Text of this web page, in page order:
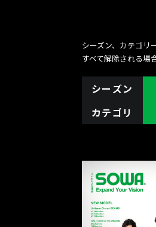
シーズン、カテゴリ
すべて解除される場
シーズン
カテゴリ